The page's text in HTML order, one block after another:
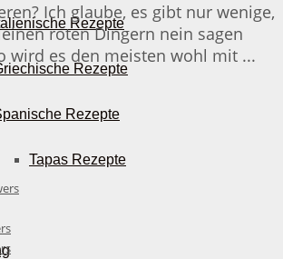
Rezepte
Rezepte
Rezepte
Tapas Rezepte
Ich glaube, es gibt nur wenige,
roten Dingern nein sagen
wird es den meisten wohl mit ...